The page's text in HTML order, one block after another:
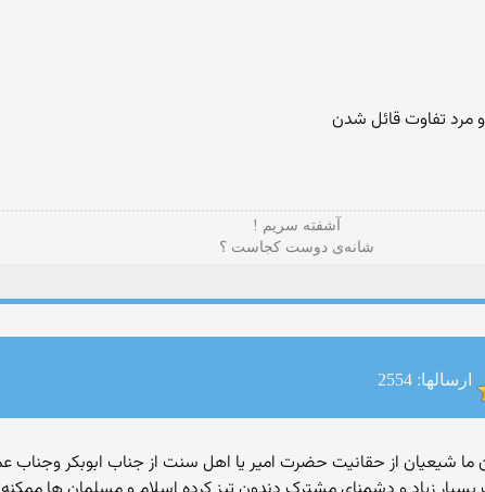
مرد تفاوت قائل شدن
آشفته سریم !
شانه‌ی دوست کجاست ؟
ارسالها: 2554